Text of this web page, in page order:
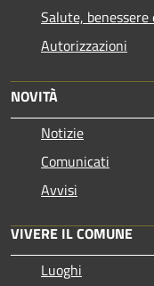
Salute, benessere
Autorizzazioni
NOVITÀ
Notizie
Comunicati
Avvisi
VIVERE IL COMUNE
Luoghi